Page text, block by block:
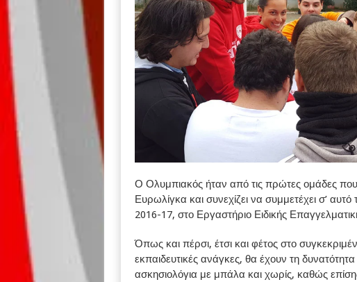
Ο Ολυμπιακός ήταν από τις πρώτες ομάδες
Ευρωλίγκα και συνεχίζει να συμμετέχει σ’
2016-17, στο Εργαστήριο Ειδικής
Όπως και πέρσι, έτσι και φέτος στο
εκπαιδευτικές ανάγκες, θα έχουν τη
ασκησιολόγια με μπάλα και χωρίς, καθώς